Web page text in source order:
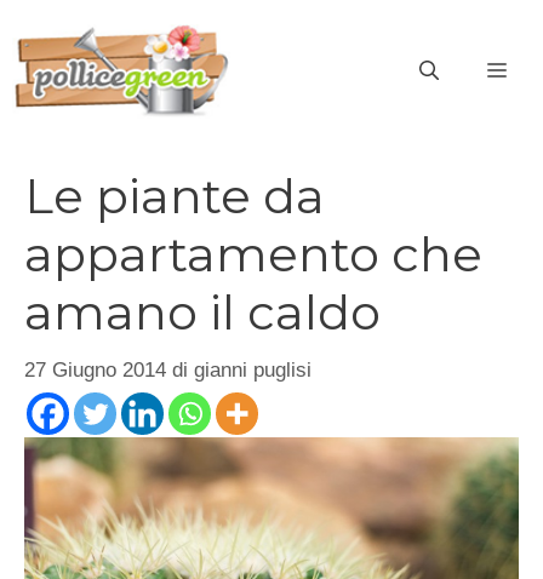
contenuto
Le piante da
appartamento che
amano il caldo
27 Giugno 2014 di gianni puglisi